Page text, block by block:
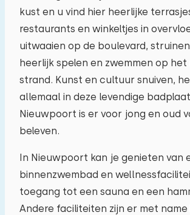
kust en u vind hier heerlijke
restaurants en winkeltjes in
uitwaaien op de boulevard,
heerlijk spelen en zwemmen op het
strand. Kunst en cultuur snuiven,
allemaal in deze levendige
Nieuwpoort is er voor jong en oud
beleven.
In Nieuwpoort kan je genieten van
binnenzwembad en
toegang tot een sauna en een
Andere faciliteiten zijn er met
31 01 02 03 04